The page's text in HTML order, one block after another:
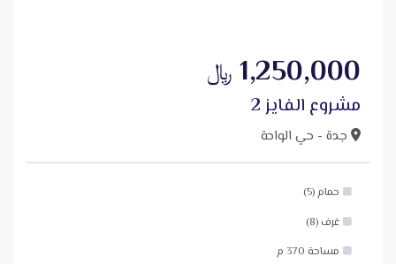
1,250,000 ﷼
مشروع الفايز 2
جدة - حي الواحة
حمام (5)
غرف (8)
مساحة 370 م